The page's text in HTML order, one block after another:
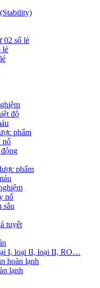
02 số lẻ
lẻ
độ
phẩm
nổ
phẩm
nổ
sâu
tuyết
I, loại II, loại II, RO…
hoàn lạnh
lạnh